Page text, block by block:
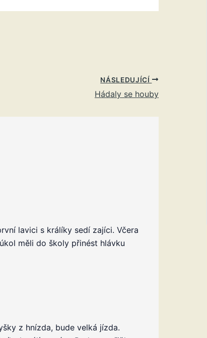
NÁSLEDUJÍCÍ
Hádaly se houby
lavici s králíky sedí zajíci. Včera
měli do školy přinést hlávku
z hnízda, bude velká jízda.